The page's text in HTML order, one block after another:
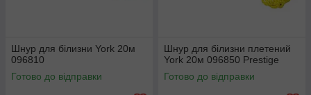
Шнур для білизни York 20м
096810
Готово до відправки
Шнур для білизни плетений
York 20м 096850 Prestige
Готово до відправки